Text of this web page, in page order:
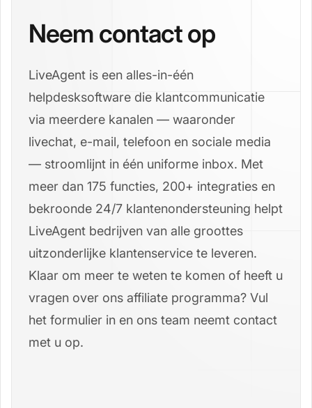
Neem contact op
LiveAgent is een alles-in-één
helpdesksoftware die klantcommunicatie
via meerdere kanalen — waaronder
livechat, e-mail, telefoon en sociale media
— stroomlijnt in één uniforme inbox. Met
meer dan 175 functies, 200+ integraties en
bekroonde 24/7 klantenondersteuning helpt
LiveAgent bedrijven van alle groottes
uitzonderlijke klantenservice te leveren.
Klaar om meer te weten te komen of heeft u
vragen over ons affiliate programma? Vul
het formulier in en ons team neemt contact
met u op.